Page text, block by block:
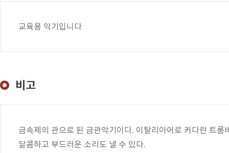
교육용 악기입니다
비고
금속제의 관으로 된 금관악기이다. 이탈리아어로 커다란 트
달콤하고 부드러운 소리도 낼 수 있다.